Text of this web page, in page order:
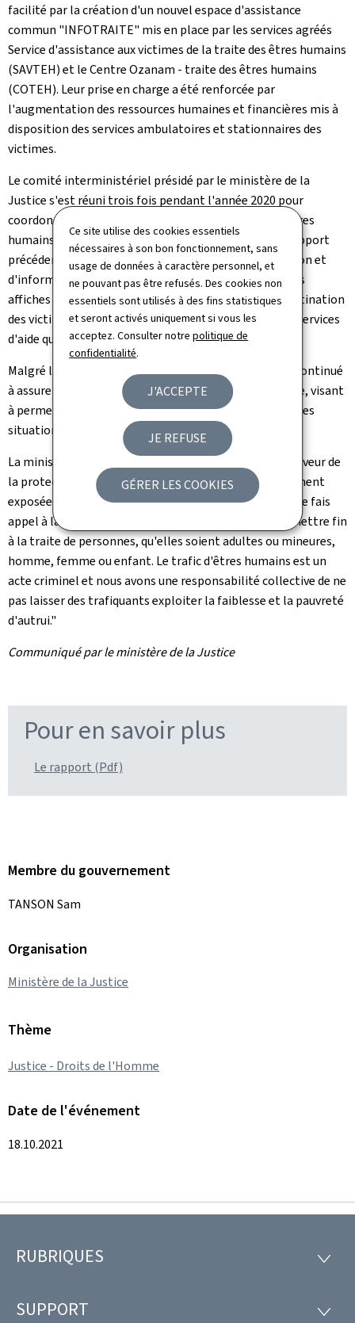
Ce site utilise des cookies essentiels
nécessaires à son bon fonctionnement, sans
usage de données à caractère personnel, et
ne pouvant pas être refusés. Des cookies non
essentiels sont utilisés à des fins statistiques
et seront activés uniquement si vous les
acceptez. Consulter notrepolitique de
confidentialité.
J'ACCEPTE
JE REFUSE
GÉRER LES COOKIES
facilité par la création d'un nouvel espace d'assistance
commun "INFOTRAITE" mis en place par les services agréés
Service d'assistance aux victimes de la traite des êtres humains
(SAVTEH) et le Centre Ozanam - traite des êtres humains
(COTEH). Leur prise en charge a été renforcée par
l'augmentation des ressources humaines et financières mis à
disposition des services ambulatoires et stationnaires des
victimes.
Le comité interministériel présidé par le ministère de la
Justice s'est réuni trois fois pendant l'année 2020 pour
coordonner les actions de lutte contre la traite des êtres
humains. Le comité a suivi les recommandations du rapport
précédent et a soutenu une campagne de sensibilisation et
d'information au niveau européen, notamment par des
affiches sur les droits des victimes et un dépliant à destination
des victimes contenant en outre les coordonnées des services
d'aide qui sont à leur disposition.
Malgré la crise sanitaire, le comité interministériel a continué
à assurer des formations, en partie par visioconférence, visant
à permettre aux acteurs du terrain de mieux identifier les
situations d'exploitation.
La ministre de la Justice réitère son engagement en faveur de
la protection des personnes vulnérables, particulièrement
exposées aux dangers de la traite des êtres humains: "Je fais
appel à la vigilance de nos citoyens pour prévenir ou mettre fin
à la traite de personnes, qu'elles soient adultes ou mineures,
homme, femme ou enfant. Le trafic d'êtres humains est un
acte criminel et nous avons une responsabilité collective de ne
pas laisser des trafiquants exploiter la faiblesse et la pauvreté
d'autrui."
Communiqué par le ministère de la Justice
Pour en savoir plus
Le rapport (Pdf)
Membre du gouvernement
TANSON Sam
Organisation
Ministère de la Justice
Thème
Justice - Droits de l'Homme
Date de l'événement
18.10.2021
Pied
RUBRIQUES
SUPPORT